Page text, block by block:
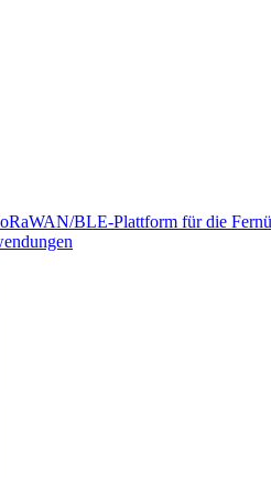
BLE-Plattform für die